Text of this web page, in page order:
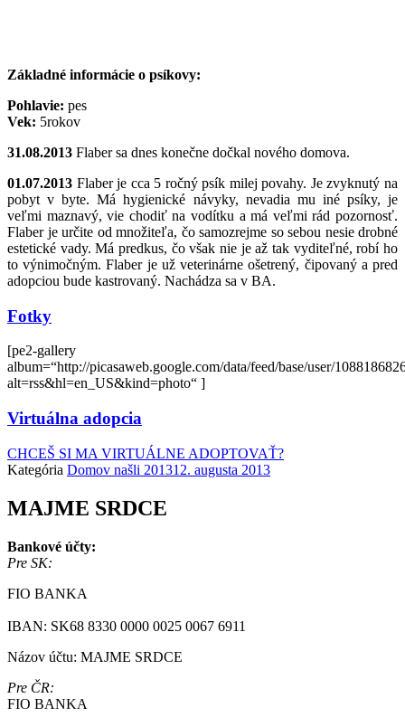
Základné informácie o psíkovy:
Pohlavie: pes
Vek: 5rokov
31.08.2013 Flaber sa dnes konečne dočkal nového domova.
01.07.2013 Flaber je cca 5 ročný psík milej povahy. Je zvyknutý na
pobyt v byte. Má hygienické návyky, nevadia mu iné psíky, je
veľmi maznavý, vie chodiť na vodítku a má veľmi rád pozornosť.
Flaber je určite od množiteľa, čo samozrejme so sebou nesie drobné
estetické vady. Má predkus, čo však nie je až tak vyditeľné, robí ho
to výnimočným. Flaber je už veterinárne ošetrený, čipovaný a pred
adopciou bude kastrovaný. Nachádza sa v BA.
Fotky
[pe2-gallery
album=“http://picasaweb.google.com/data/feed/base/user/
alt=rss&hl=en_US&kind=photo“ ]
Virtuálna adopcia
CHCEŠ SI MA VIRTUÁLNE ADOPTOVAŤ?
Kategória Domov našli 201312. augusta 2013
MAJME SRDCE
Bankové účty:
Pre SK:
FIO BANKA
IBAN: SK68 8330 0000 0025 0067 6911
Názov účtu: MAJME SRDCE
Pre ČR:
FIO BANKA